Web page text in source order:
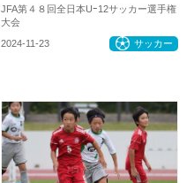
JFA第４８回全日本Uｰ12サッカー選手権
大会
2024-11-23 サッカー